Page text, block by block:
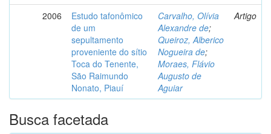
2006
Estudo tafonômico
de um
sepultamento
proveniente do sítio
Toca do Tenente,
São Raimundo
Nonato, Piauí
Carvalho, Olívia
Alexandre de;
Queiroz, Alberico
Nogueira de;
Moraes, Flávio
Augusto de
Aguiar
Artigo
Busca facetada